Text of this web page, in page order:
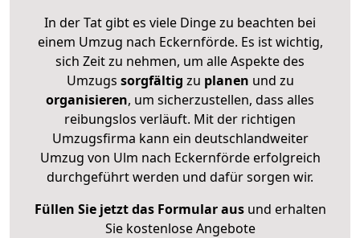
In der Tat gibt es viele Dinge zu beachten bei
einem Umzug nach Eckernförde. Es ist wichtig,
sich Zeit zu nehmen, um alle Aspekte des
Umzugs sorgfältig zu planen und zu
organisieren, um sicherzustellen, dass alles
reibungslos verläuft. Mit der richtigen
Umzugsfirma kann ein deutschlandweiter
Umzug von Ulm nach Eckernförde erfolgreich
durchgeführt werden und dafür sorgen wir.
Füllen Sie jetzt das Formular ausund erhalten
Sie kostenlose Angebote